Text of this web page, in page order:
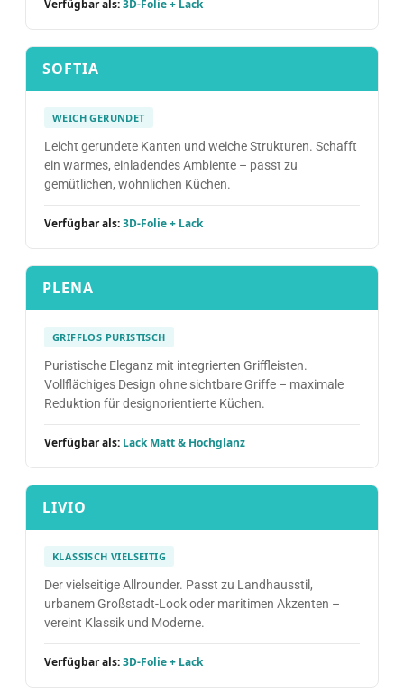
Verfügbar als:3D-Folie + Lack
SOFTIA
WEICH GERUNDET
Leicht gerundete Kanten und weiche Strukturen. Schafft
ein warmes, einladendes Ambiente – passt zu
gemütlichen, wohnlichen Küchen.
Verfügbar als:3D-Folie + Lack
PLENA
GRIFFLOS PURISTISCH
Puristische Eleganz mit integrierten Griffleisten.
Vollflächiges Design ohne sichtbare Griffe – maximale
Reduktion für designorientierte Küchen.
Verfügbar als: Lack Matt & Hochglanz
LIVIO
KLASSISCH VIELSEITIG
Der vielseitige Allrounder. Passt zu Landhausstil,
urbanem Großstadt-Look oder maritimen Akzenten –
vereint Klassik und Moderne.
Verfügbar als:3D-Folie + Lack